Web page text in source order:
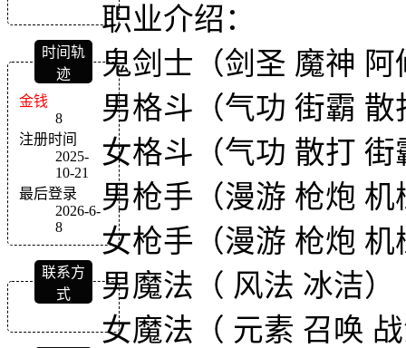
时间轨
迹
金钱
8
注册时间
2025-
10-21
最后登录
2026-6-
8
联系方
式
职业介绍：
鬼剑士（剑圣 魔神 阿
男格斗（气功 街霸 散
女格斗（气功 散打 街
男枪手（漫游 枪炮 机
女枪手（漫游 枪炮 机
男魔法（ 风法 冰洁）
女魔法（ 元素 召唤